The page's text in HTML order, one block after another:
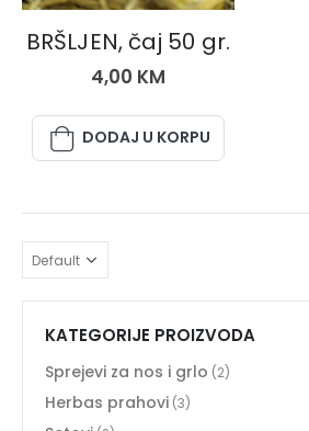
BRŠLJEN, čaj 50 gr.
4,00 KM
DODAJ U KORPU
KATEGORIJE PROIZVODA
Sprejevi za nos i grlo (2)
Herbas prahovi (3)